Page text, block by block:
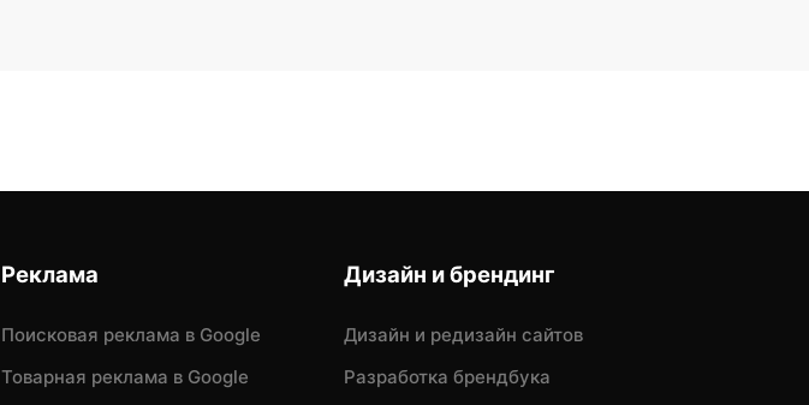
Реклама
Поисковая реклама в Google
Товарная реклама в Google
Дизайн и брендинг
Дизайн и редизайн сайтов
Разработка брендбука